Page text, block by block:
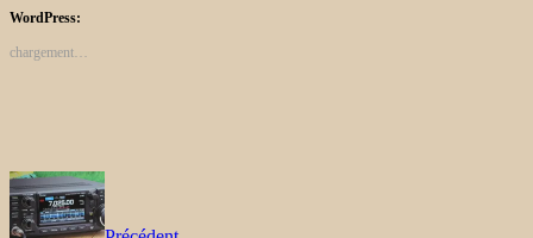
WordPress:
chargement…